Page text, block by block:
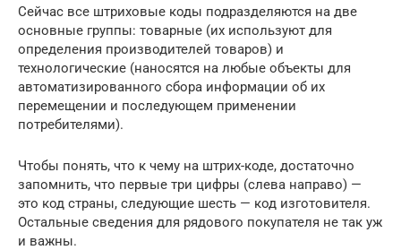
Сейчас все штриховые коды подразделяются на две
основные группы: товарные (их используют для
определения производителей товаров) и
технологические (наносятся на любые объекты для
автоматизированного сбора информации об их
перемещении и последующем применении
потребителями).
Чтобы понять, что к чему на штрих-коде, достаточно
запомнить, что первые три цифры (слева направо) —
это код страны, следующие шесть — код изготовителя.
Остальные сведения для рядового покупателя не так уж
и важны.